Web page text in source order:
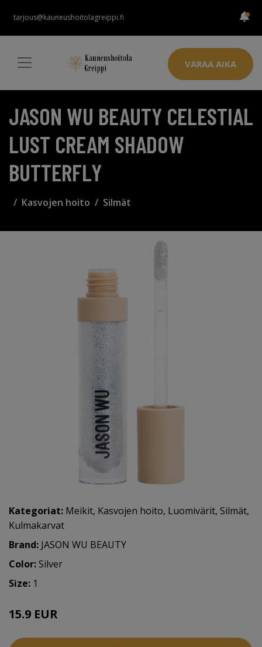
tarjous@kauneushoitolagreippi.fi
VARAA AIKA
JASON WU BEAUTY CELESTIAL
LUST CREAM SHADOW
BUTTERFLY
Kasvojen hoito Silmät
Kategoriat: Meikit, Kasvojen hoito, Luomivärit, Silmät,
Kulmakarvat
Brand: JASON WU BEAUTY
Color:Silver
Size: 1
15.9 EUR